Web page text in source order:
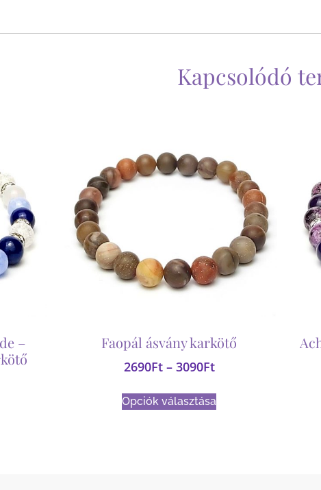
Kapcsolódó
–
Faopál ásvány karkötő
2690Ft – 3090Ft
Opciók választása